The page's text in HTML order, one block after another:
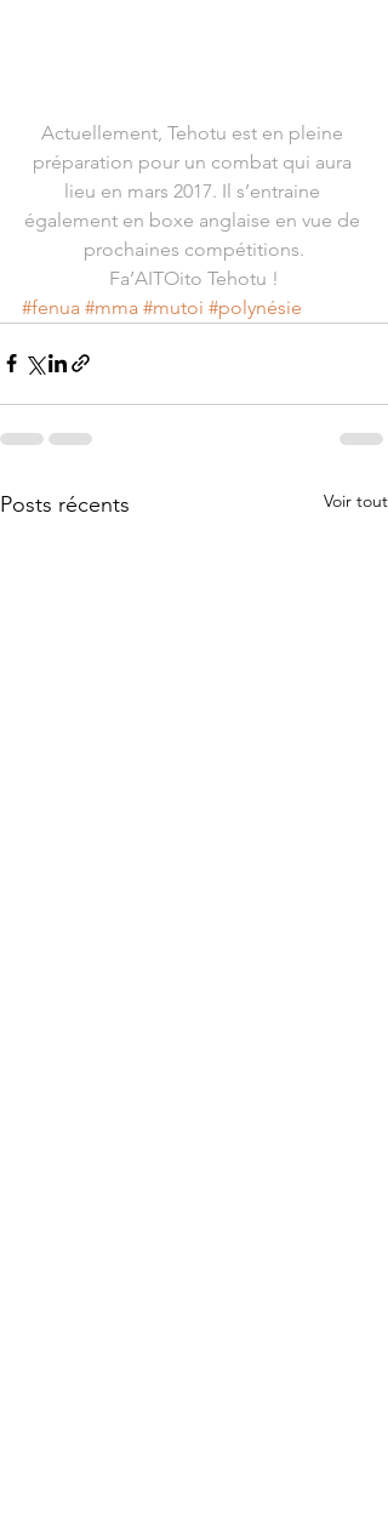
Actuellement, Tehotu est en pleine
préparation pour un combat qui aura
lieu en mars 2017. Il s’entraine
également en boxe anglaise en vue de
prochaines compétitions.
Fa’AITOito Tehotu !
#fenua #mma #mutoi #polynésie
Posts récents Voir tout